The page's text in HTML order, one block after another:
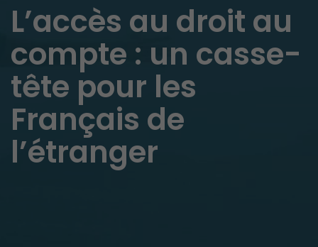
L’accès au droit au
compte : un casse-
tête pour les
Français de
l’étranger